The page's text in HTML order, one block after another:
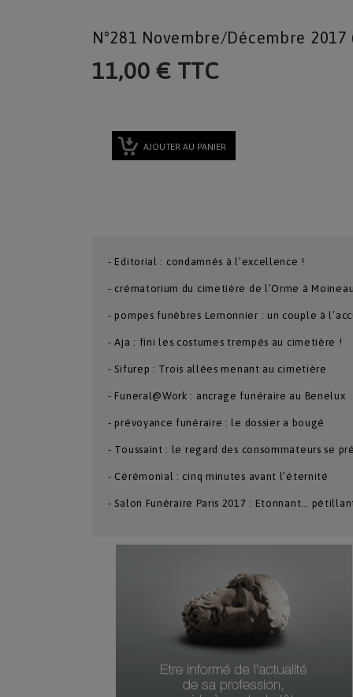
N°281 Novembre/décembre 2017
11,00 € TTC
AJOUTER AU PANIER
- Editorial : condamnés à l’excellence !
- crématorium du cimetière de l’Orme à
- pompes funèbres Lemonnier : un couple à
- Aja : fini les costumes trempés au cimetière !
- Sifurep : Trois allées menant au cimetière
- Funeral@Work : ancrage funéraire au Benelux
- prévoyance funéraire : le dossier a bougé
- Toussaint : le regard des consommateurs se
- Cérémonial : cinq minutes avant l’éternité
- Salon Funéraire Paris 2017 : Etonnant…
Numéro Du Produit
Type De Produit